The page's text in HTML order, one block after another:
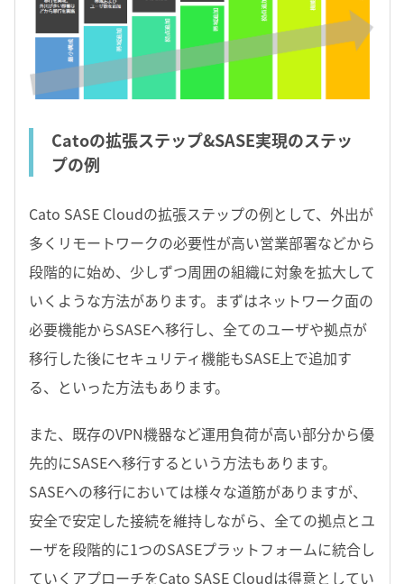
Catoの拡張ステップ&SASE実現のステッ
プの例
Cato SASE Cloudの拡張ステップの例として、外出が
多くリモートワークの必要性が高い営業部署などから
段階的に始め、少しずつ周囲の組織に対象を拡大して
いくような方法があります。まずはネットワーク面の
必要機能からSASEへ移行し、全てのユーザや拠点が
移行した後にセキュリティ機能もSASE上で追加す
る、といった方法もあります。
また、既存のVPN機器など運用負荷が高い部分から優
先的にSASEへ移行するという方法もあります。
SASEへの移行においては様々な道筋がありますが、
安全で安定した接続を維持しながら、全ての拠点とユ
ーザを段階的に1つのSASEプラットフォームに統合し
ていくアプローチをCato SASE Cloudは得意としてい